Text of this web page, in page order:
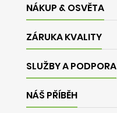
NÁKUP & OSVĚTA
ZÁRUKA KVALITY
SLUŽBY A PODPORA
NÁŠ PŘÍBĚH